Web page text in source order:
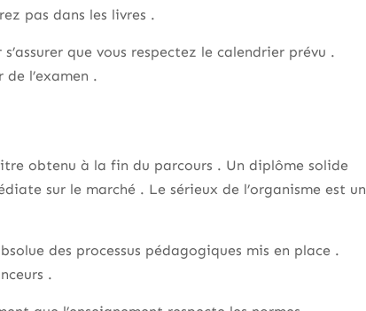
pas dans les livres .
que vous respectez le calendrier prévu .
l’examen .
obtenu à la fin du parcours . Un diplôme solide
sur le marché . Le sérieux de l’organisme est un
des processus pédagogiques mis en place .
.